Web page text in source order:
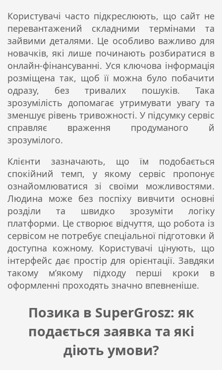
Користувачі часто підкреслюють, що сайт не
перевантажений складними термінами та
зайвими деталями. Це особливо важливо для
новачків, які лише починають розбиратися в
онлайн-фінансуванні. Уся ключова інформація
розміщена так, щоб її можна було побачити
одразу, без тривалих пошуків. Така
зрозумілість допомагає утримувати увагу та
зменшує рівень тривожності. У підсумку сервіс
справляє враження продуманого й
зрозумілого.
Клієнти зазначають, що їм подобається
спокійний темп, у якому сервіс пропонує
ознайомлюватися зі своїми можливостями.
Людина може без поспіху вивчити основні
розділи та швидко зрозуміти логіку
платформи. Це створює відчуття, що робота із
сервісом не потребує спеціальної підготовки й
доступна кожному. Користувачі цінують, що
інтерфейс дає простір для орієнтації. Завдяки
такому м’якому підходу перші кроки в
оформленні проходять значно впевненіше.
Позика в SuperGrosz: як
подається заявка та які
діють умови?